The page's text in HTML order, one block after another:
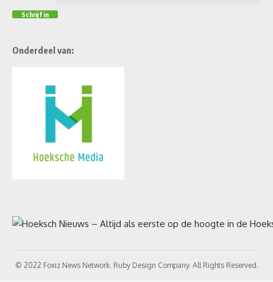
Onderdeel van:
© 2022 Foxiz News Network. Ruby Design Company. All Rights Reserved.